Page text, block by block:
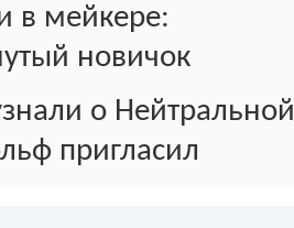
в мейкере:
новичок
о
пригласил